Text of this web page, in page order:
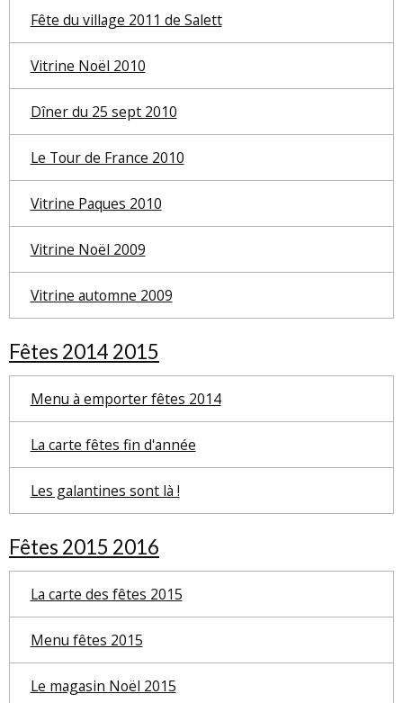
Fête du village 2011 de Salett
Vitrine Noël 2010
Dîner du 25 sept 2010
Le Tour de France 2010
Vitrine Paques 2010
Vitrine Noël 2009
Vitrine automne 2009
Fêtes 2014 2015
Menu à emporter fêtes 2014
La carte fêtes fin d'année
Les galantines sont là !
Fêtes 2015 2016
La carte des fêtes 2015
Menu fêtes 2015
Le magasin Noël 2015